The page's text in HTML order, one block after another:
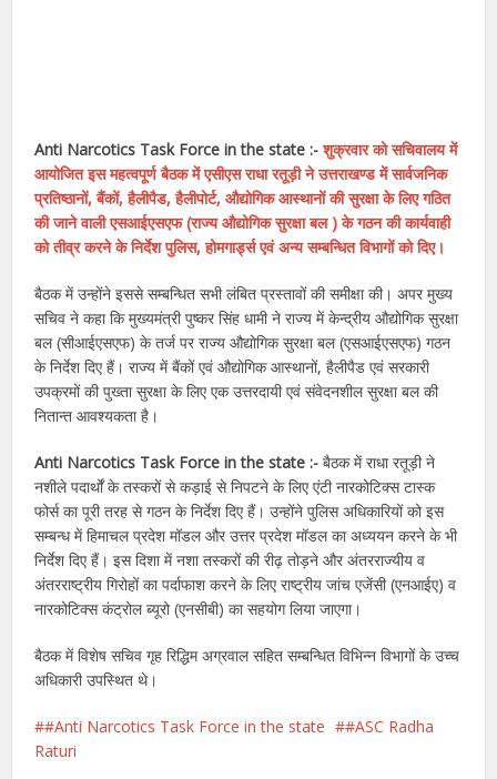
Anti Narcotics Task Force in the state :- शुक्रवार को सचिवालय में
आयोजित इस महत्वपूर्ण बैठक में एसीएस राधा रतूड़ी ने उत्तराखण्ड में सार्वजनिक
प्रतिष्ठानों, बैंकों, हैलीपैड, हैलीपोर्ट, औद्योगिक आस्थानों की सुरक्षा के लिए गठित
की जाने वाली एसआईएसएफ (राज्य औद्योगिक सुरक्षा बल ) के गठन की कार्यवाही
को तीव्र करने के निर्देश पुलिस, होमगार्ड्स एवं अन्य सम्बन्धित विभागों को दिए।
बैठक में उन्होंने इससे सम्बन्धित सभी लंबित प्रस्तावों की समीक्षा की। अपर मुख्य
सचिव ने कहा कि मुख्यमंत्री पुष्कर सिंह धामी ने राज्य में केन्द्रीय औद्योगिक सुरक्षा
बल (सीआईएसएफ) के तर्ज पर राज्य औद्योगिक सुरक्षा बल (एसआईएसएफ) गठन
के निर्देश दिए हैं। राज्य में बैंकों एवं औद्योगिक आस्थानों, हैलीपैड एवं सरकारी
उपक्रमों की पुख्ता सुरक्षा के लिए एक उत्तरदायी एवं संवेदनशील सुरक्षा बल की
नितान्त आवश्यकता है।
Anti Narcotics Task Force in the state :- बैठक में राधा रतूड़ी ने
नशीले पदार्थों के तस्करों से कड़ाई से निपटने के लिए एंटी नारकोटिक्स टास्क
फोर्स का पूरी तरह से गठन के निर्देश दिए हैं। उन्होंने पुलिस अधिकारियों को इस
सम्बन्ध में हिमाचल प्रदेश मॉडल और उत्तर प्रदेश मॉडल का अध्ययन करने के भी
निर्देश दिए हैं। इस दिशा में नशा तस्करों की रीढ़ तोड़ने और अंतरराज्यीय व
अंतरराष्ट्रीय गिरोहों का पर्दाफाश करने के लिए राष्ट्रीय जांच एजेंसी (एनआईए) व
नारकोटिक्स कंट्रोल ब्यूरो (एनसीबी) का सहयोग लिया जाएगा।
बैठक में विशेष सचिव गृह रिद्धिम अग्रवाल सहित सम्बन्धित विभिन्न विभागों के उच्च
अधिकारी उपस्थित थे।
#Anti Narcotics Task Force in the state
#ASC Radha
Raturi